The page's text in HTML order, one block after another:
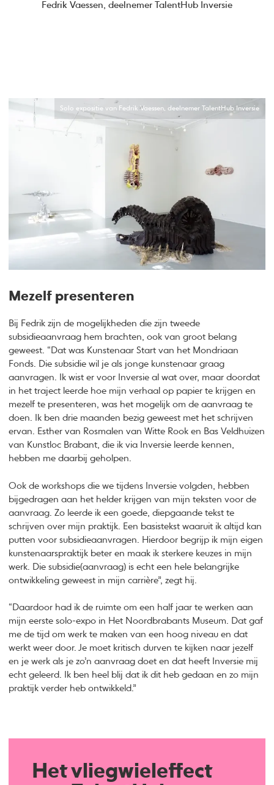
Fedrik Vaessen, deelnemer TalentHub Inversie
Mezelf presenteren
Bij Fedrik zijn de mogelijkheden die zijn tweede
subsidieaanvraag hem brachten, ook van groot belang
geweest. “Dat was Kunstenaar Start van het Mondriaan
Fonds. Die subsidie wil je als jonge kunstenaar graag
aanvragen. Ik wist er voor Inversie al wat over, maar doordat
in het traject leerde hoe mijn verhaal op papier te krijgen en
mezelf te presenteren, was het mogelijk om de aanvraag te
doen. Ik ben drie maanden bezig geweest met het schrijven
ervan. Esther van Rosmalen van Witte Rook en Bas Veldhuizen
van Kunstloc Brabant, die ik via Inversie leerde kennen,
hebben me daarbij geholpen.
Ook de workshops die we tijdens Inversie volgden, hebben
bijgedragen aan het helder krijgen van mijn teksten voor de
aanvraag. Zo leerde ik een goede, diepgaande tekst te
schrijven over mijn praktijk. Een basistekst waaruit ik altijd kan
putten voor subsidieaanvragen. Hierdoor begrijp ik mijn eigen
kunstenaarspraktijk beter en maak ik sterkere keuzes in mijn
werk. Die subsidie(aanvraag) is echt een hele belangrijke
ontwikkeling geweest in mijn carrière”, zegt hij.
“Daardoor had ik de ruimte om een half jaar te werken aan
mijn eerste solo-expo in Het Noordbrabants Museum. Dat gaf
me de tijd om werk te maken van een hoog niveau en dat
werkt weer door. Je moet kritisch durven te kijken naar jezelf
en je werk als je zo’n aanvraag doet en dat heeft Inversie mij
echt geleerd. Ik ben heel blij dat ik dit heb gedaan en zo mijn
praktijk verder heb ontwikkeld.”
Solo expositie van Fedrik Vaessen, deelnemer TalentHub Inversie
Het vliegwieleffect